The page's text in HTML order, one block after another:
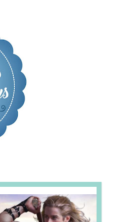
SORTEIOS E PROMOÇÕES